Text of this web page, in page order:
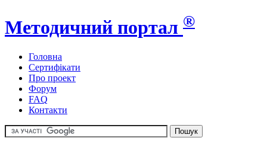
Методичний портал ®
Головна
Сертифікати
Про проект
Форум
FAQ
Контакти